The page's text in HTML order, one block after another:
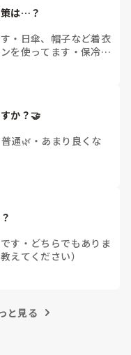
は…？
・ 日傘、帽子など着衣
を使ってます ・ 保冷剤
て下さい）
か？🤝
普通🌿 ・ あまり良くな
す ・ どちらでもありま
えてください）
と見る